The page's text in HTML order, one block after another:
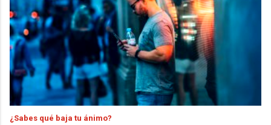
¿Sabes qué baja tu ánimo?